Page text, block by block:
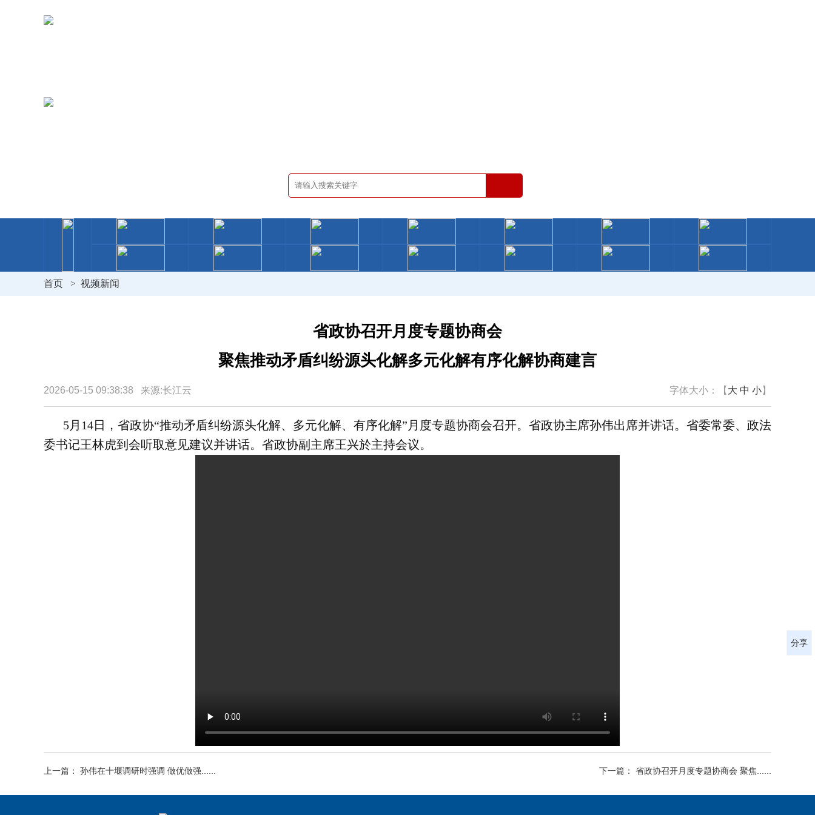
首页 > 视频新闻
省政协召开月度专题协商会
聚焦推动矛盾纠纷源头化解多元化解有序化解协商建言
2026-05-15 09:38:38 来源:长江云 字体大小：【 大 中 小】
5月14日，省政协“推动矛盾纠纷源头化解、多元化解、有序化解”月度专题协商会召开。省政协主席孙伟出席并讲话。省委常委、政法
委书记王林虎到会听取意见建议并讲话。省政协副主席王兴於主持会议。
上一篇： 孙伟在十堰调研时强调 做优做强...... 下一篇： 省政协召开月度专题协商会 聚焦......
分享